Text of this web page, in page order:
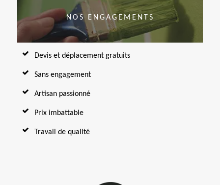
NOS ENGAGEMENTS
Devis et déplacement gratuits
Sans engagement
Artisan passionné
Prix imbattable
Travail de qualité